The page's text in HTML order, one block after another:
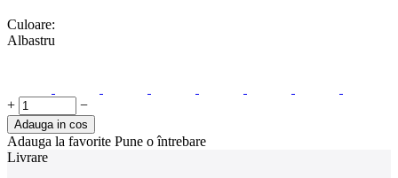
Culoare:
Albastru
+ −
Adauga in cos
Adauga la favorite Pune o întrebare
Livrare